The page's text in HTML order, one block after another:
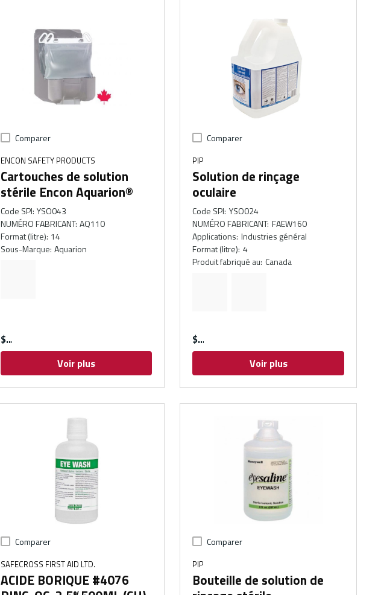
Comparer
ENCON SAFETY PRODUCTS
Cartouches de solution
stérile Encon Aquarion®
Code SPI: YSO043
NUMÉRO FABRICANT: AQ110
Format (litre): 14
Sous-Marque: Aquarion
$
Voir plus
Comparer
PIP
Solution de rinçage
oculaire
Code SPI: YSO024
NUMÉRO FABRICANT: FAEW160
Applications: Industries général
Format (litre): 4
Produit fabriqué au: Canada
$
Voir plus
Comparer
SAFECROSS FIRST AID LTD.
ACIDE BORIQUE #4076
Comparer
PIP
Bouteille de solution de